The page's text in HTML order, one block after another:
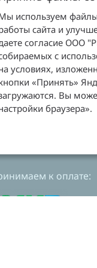
у
к оплате:
используем
сайта и
согласие ООО
с
условиях,
«Принять»
Вы
браузера».